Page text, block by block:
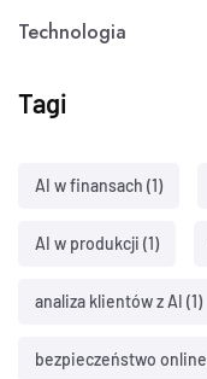
Technologia
Tagi
AI w finansach (1)
AI w produkcji (1)
analiza klientów z AI (1)
bezpieczeństwo online